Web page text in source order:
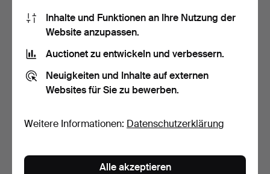
LICHTER, Messing mit …
64 USD
Miguell.
64 USD
Inhalte und Funktionen an Ihre Nutzung der
Website anzupassen.
Auctionet zu entwickeln und verbessern.
Neuigkeiten und Inhalte auf externen
Websites für Sie zu bewerben.
Weitere Informationen: Datenschutzerklärung
Alle akzeptieren